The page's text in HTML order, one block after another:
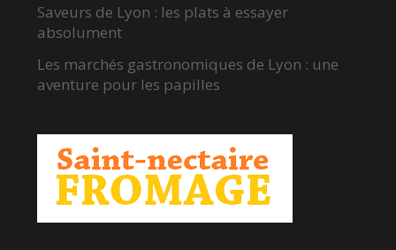
Saveurs de Lyon : les plats à essayer
absolument
Les marchés gastronomiques de Lyon : une
aventure pour les papilles